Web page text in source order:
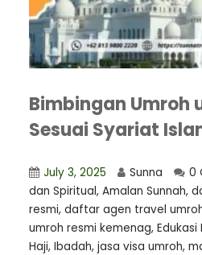
Bimbingan Umroh
Sesuai Syariat
July 3, 2025 Sunna 0
dan Spiritual, Amalan Sunnah,
resmi, daftar agen travel
umroh resmi kemenag, Edukasi
Haji, Ibadah, jasa visa umroh,